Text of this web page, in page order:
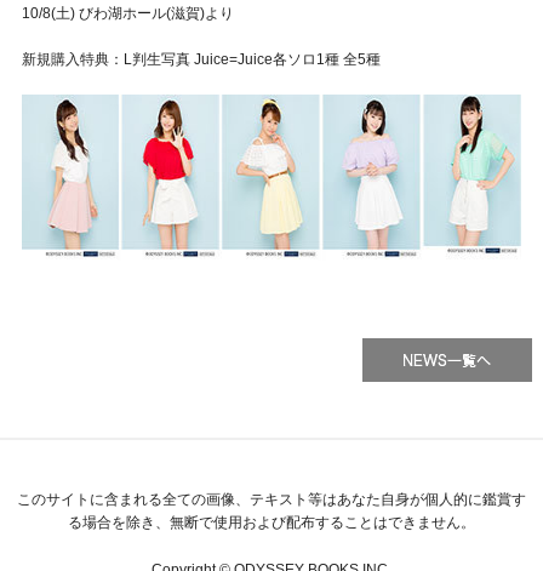
10/8(土) びわ湖ホール(滋賀)より
新規購入特典：L判生写真 Juice=Juice各ソロ1種 全5種
このサイトに含まれる全ての画像、テキスト等はあなた自身が個人的に鑑賞す
る場合を除き、無断で使用および配布することはできません。